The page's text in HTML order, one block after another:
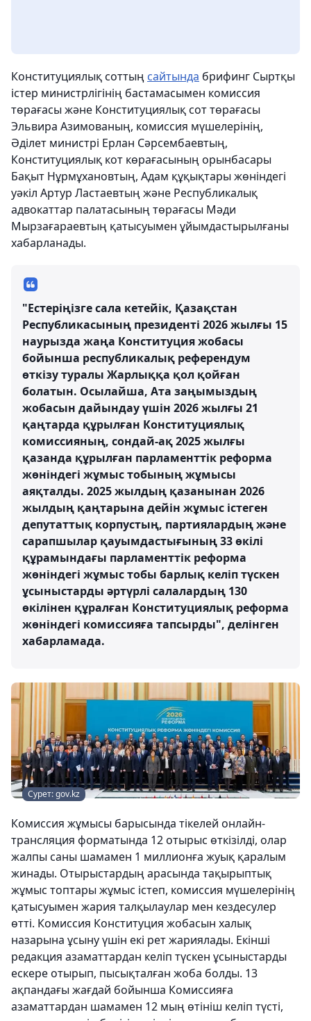
Конституциялық соттың сайтында брифинг Сыртқы
істер министрлігінің бастамасымен комиссия
төрағасы және Конституциялық сот төрағасы
Эльвира Азимованың, комиссия мүшелерінің,
Әділет министрі Ерлан Сәрсембаевтың,
Конституциялық кот көрағасының орынбасары
Бақыт Нұрмұхановтың, Адам құқықтары жөніндегі
уәкіл Артур Ластаевтың және Республикалық
адвокаттар палатасының төрағасы Мәди
Мырзағараевтың қатысуымен ұйымдастырылғаны
хабарланады.
"Естеріңізге сала кетейік, Қазақстан
Республикасының президенті 2026 жылғы 15
наурызда жаңа Конституция жобасы
бойынша республикалық референдум
өткізу туралы Жарлыққа қол қойған
болатын. Осылайша, Ата заңымыздың
жобасын дайындау үшін 2026 жылғы 21
қаңтарда құрылған Конституциялық
комиссияның, сондай-ақ 2025 жылғы
қазанда құрылған парламенттік реформа
жөніндегі жұмыс тобының жұмысы
аяқталды. 2025 жылдың қазанынан 2026
жылдың қаңтарына дейін жұмыс істеген
депутаттық корпустың, партиялардың және
сарапшылар қауымдастығының 33 өкілі
құрамындағы парламенттік реформа
жөніндегі жұмыс тобы барлық келіп түскен
ұсыныстарды әртүрлі салалардың 130
өкілінен құралған Конституциялық реформа
жөніндегі комиссияға тапсырды", делінген
хабарламада.
Сурет: gov.kz
Комиссия жұмысы барысында тікелей онлайн-
трансляция форматында 12 отырыс өткізілді, олар
жалпы саны шамамен 1 миллионға жуық қаралым
жинады. Отырыстардың арасында тақырыптық
жұмыс топтары жұмыс істеп, комиссия мүшелерінің
қатысуымен жария талқылаулар мен кездесулер
өтті. Комиссия Конституция жобасын халық
назарына ұсыну үшін екі рет жариялады. Екінші
редакция азаматтардан келіп түскен ұсыныстарды
ескере отырып, пысықталған жоба болды. 13
ақпандағы жағдай бойынша Комиссияға
азаматтардан шамамен 12 мың өтініш келіп түсті,